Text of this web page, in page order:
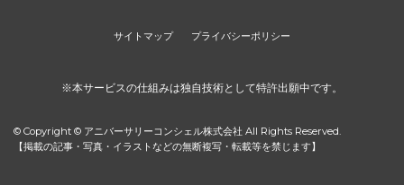
サイトマップ プライバシーポリシー
※本サービスの仕組みは独自技術として特許出願中です。
© Copyright © アニバーサリーコンシェル株式会社 All Rights Reserved.
【掲載の記事・写真・イラストなどの無断複写・転載等を禁じます】